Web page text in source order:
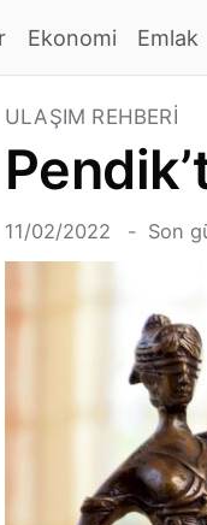
Ekonomi Emlak
ULAŞIM REHBERI
11/02/2022 Son